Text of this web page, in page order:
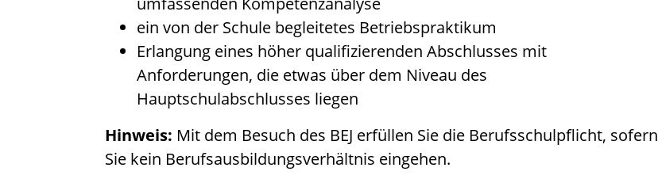
ein von der Schule begleitetes Betriebspraktikum
Erlangung eines höher qualifizierenden Abschlusses mit
Anforderungen, die etwas über dem Niveau des
Hauptschulabschlusses liegen
Hinweis: Mit dem Besuch des BEJ erfüllen Sie die Berufsschulpflicht, sofern
Sie kein Berufsausbildungsverhältnis eingehen.